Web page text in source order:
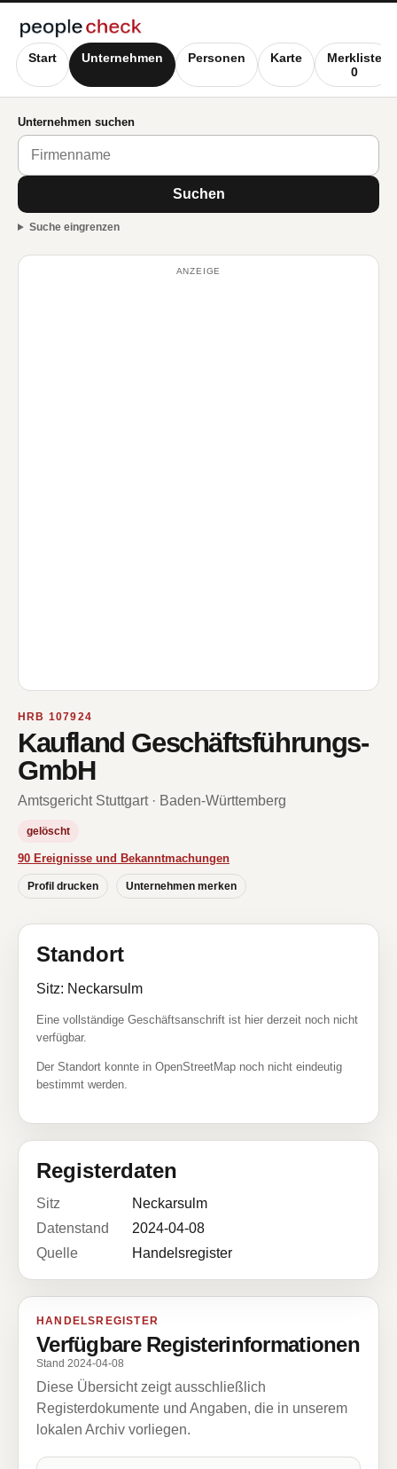
Start Unternehmen Personen Karte
Merkliste
0
Unternehmen suchen
Suchen
Suche eingrenzen
ANZEIGE
HRB 107924
Kaufland Geschäftsführungs-
GmbH
Amtsgericht Stuttgart · Baden-Württemberg
gelöscht
90 Ereignisse und Bekanntmachungen
Profil drucken Unternehmen merken
Standort
Sitz: Neckarsulm
Eine vollständige Geschäftsanschrift ist hier derzeit noch nicht
verfügbar.
Der Standort konnte in OpenStreetMap noch nicht eindeutig
bestimmt werden.
Registerdaten
Sitz
Neckarsulm
Datenstand
2024-04-08
Quelle
Handelsregister
HANDELSREGISTER
Verfügbare Registerinformationen
Stand 2024-04-08
Diese Übersicht zeigt ausschließlich
Registerdokumente und Angaben, die in unserem
lokalen Archiv vorliegen.